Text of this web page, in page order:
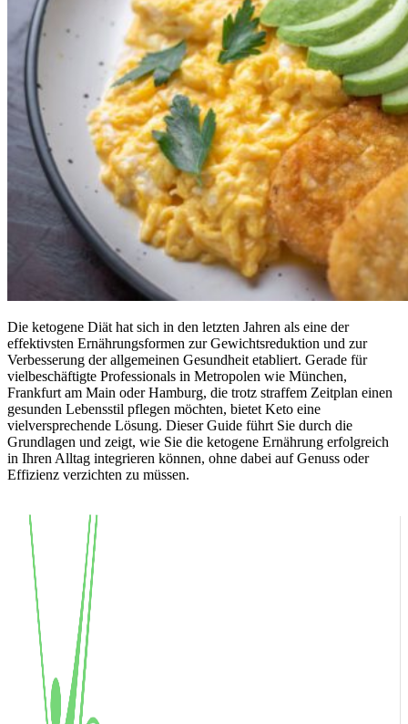
Die ketogene Diät hat sich in den letzten Jahren als eine der
effektivsten Ernährungsformen zur Gewichtsreduktion und zur
Verbesserung der allgemeinen Gesundheit etabliert. Gerade für
vielbeschäftigte Professionals in Metropolen wie München,
Frankfurt am Main oder Hamburg, die trotz straffem Zeitplan einen
gesunden Lebensstil pflegen möchten, bietet Keto eine
vielversprechende Lösung. Dieser Guide führt Sie durch die
Grundlagen und zeigt, wie Sie die ketogene Ernährung erfolgreich
in Ihren Alltag integrieren können, ohne dabei auf Genuss oder
Effizienz verzichten zu müssen.